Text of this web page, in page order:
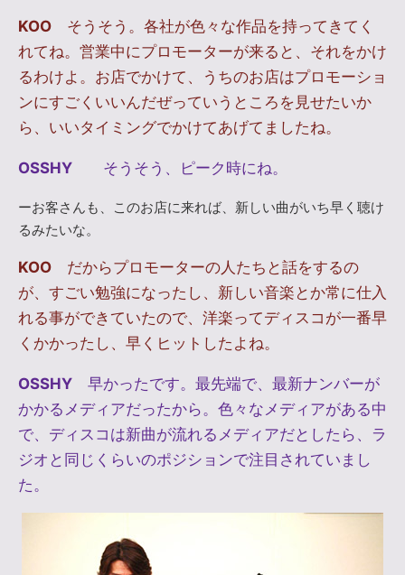
KOO そうそう。各社が色々な作品を持ってきてく
れてね。営業中にプロモーターが来ると、それをかけ
るわけよ。お店でかけて、うちのお店はプロモーショ
ンにすごくいいんだぜっていうところを見せたいか
ら、いいタイミングでかけてあげてましたね。
OSSHY そうそう、ピーク時にね。
ーお客さんも、このお店に来れば、新しい曲がいち早く聴け
るみたいな。
KOO だからプロモーターの人たちと話をするの
が、すごい勉強になったし、新しい音楽とか常に仕入
れる事ができていたので、洋楽ってディスコが一番早
くかかったし、早くヒットしたよね。
OSSHY 早かったです。最先端で、最新ナンバーが
かかるメディアだったから。色々なメディアがある中
で、ディスコは新曲が流れるメディアだとしたら、ラ
ジオと同じくらいのポジションで注目されていまし
た。